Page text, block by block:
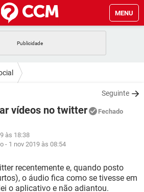
MENU
GMAIL
WHATSAPP
EXCEL
EXCEL
GMAIL
FACEBOOK
Seguinte
vídeos no twitter Fechado
às 18:38
- 1 nov 2019 às 08:54
recentemente e, quando posto
o áudio fica como se tivesse em
o aplicativo e não adiantou.